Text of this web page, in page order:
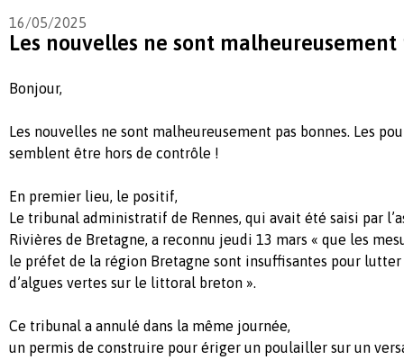
16/05/2025
Les nouvelles ne sont malheureusement
Bonjour,
Les nouvelles ne sont malheureusement pas bonnes. Les
semblent être hors de contrôle !
En premier lieu, le positif,
Le tribunal administratif de Rennes, qui avait été saisi par
Rivières de Bretagne, a reconnu jeudi 13 mars « que les
le préfet de la région Bretagne sont insuffisantes pour
d’algues vertes sur le littoral breton ».
Ce tribunal a annulé dans la même journée,
un permis de construire pour ériger un poulailler sur un